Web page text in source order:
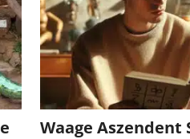
Waage Aszendent